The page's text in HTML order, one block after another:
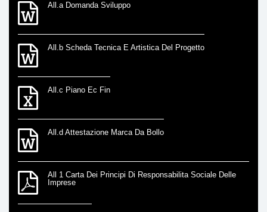
All.a Domanda Sviluppo
All.b Scheda Tecnica E Artistica Del Progetto
All.c Piano Ec Fin
All.d Attestazione Marca Da Bollo
All 1 Carta Dei Principi Di Responsabilita Sociale Delle
Imprese